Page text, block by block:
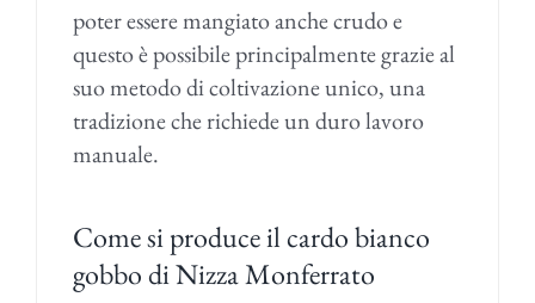
poter essere mangiato anche crudo e
questo è possibile principalmente grazie al
suo metodo di coltivazione unico, una
tradizione che richiede un duro lavoro
manuale.
Come si produce il cardo bianco
gobbo di Nizza Monferrato